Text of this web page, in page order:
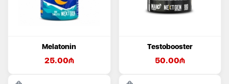
Melatonin
25.00₼
Testobooster
50.00₼